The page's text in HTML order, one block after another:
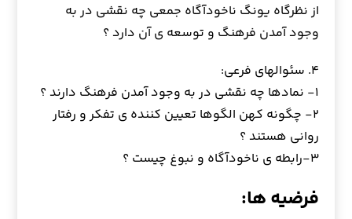
از نظرگاه یونگ ناخودآگاه جمعی چه نقشی در به
وجود آمدن فرهنگ و توسعه ی آن دارد ؟
۴. سئوال‏های فرعی:
۱- نمادها چه نقشی در به وجود آمدن فرهنگ دارند ؟
۲- چگونه کهن الگوها تعیین کننده ی تفکر و رفتار
روانی هستند ؟
۳-رابطه ی ناخودآگاه و نبوغ چیست ؟
فرضیه‏ ها: